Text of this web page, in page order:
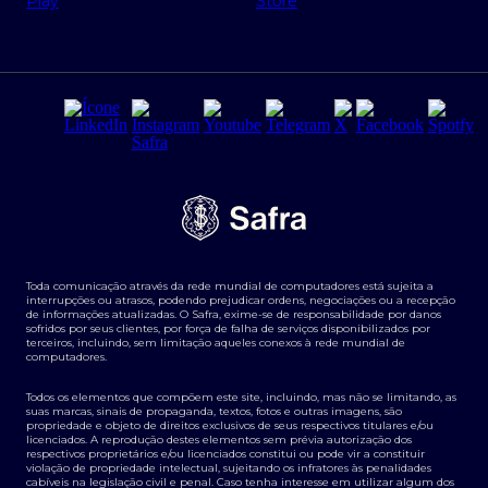
Regras e Parâmetros de Atuação Banco Safra
Segurança da Informação
Tarifas e serviços Pessoa Física
Transparência de remuneração
Termos e Condições para Portabilidade de Investimento
Derivativos
Agronegócios
Toda comunicação através da rede mundial de computadores está sujeita a
interrupções ou atrasos, podendo prejudicar ordens, negociações ou a recepção
de informações atualizadas. O Safra, exime-se de responsabilidade por danos
sofridos por seus clientes, por força de falha de serviços disponibilizados por
terceiros, incluindo, sem limitação aqueles conexos à rede mundial de
computadores.
Todos os elementos que compõem este site, incluindo, mas não se limitando, as
suas marcas, sinais de propaganda, textos, fotos e outras imagens, são
propriedade e objeto de direitos exclusivos de seus respectivos titulares e/ou
licenciados. A reprodução destes elementos sem prévia autorização dos
respectivos proprietários e/ou licenciados constitui ou pode vir a constituir
violação de propriedade intelectual, sujeitando os infratores às penalidades
cabíveis na legislação civil e penal. Caso tenha interesse em utilizar algum dos